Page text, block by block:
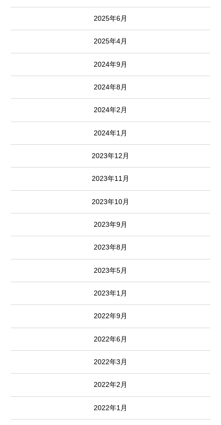
2025年6月
2025年4月
2024年9月
2024年8月
2024年2月
2024年1月
2023年12月
2023年11月
2023年10月
2023年9月
2023年8月
2023年5月
2023年1月
2022年9月
2022年6月
2022年3月
2022年2月
2022年1月